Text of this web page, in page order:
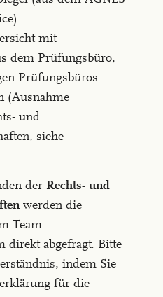
mit
dem Prüfungsbüro,
Prüfungsbüros
(Ausnahme
und
siehe
der Rechts- und
werden die
Team
direkt abgefragt. Bitte
indem Sie
für die